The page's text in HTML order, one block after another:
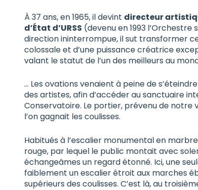
À 37 ans, en 1965, il devint directeur
d’État d’URSS (devenu en 1993 l’Orchestre
direction ininterrompue, il sut transformer
colossale et d’une puissance créatrice
valant le statut de l’un des meilleurs au
… Les ovations venaient à peine de
des artistes, afin d’accéder au sanctuaire
Conservatoire. Le portier, prévenu de notre
l’on gagnait les coulisses.
Habitués à l’escalier monumental en
rouge, par lequel le public montait avec
échangeâmes un regard étonné. Ici, une
faiblement un escalier étroit aux marches
supérieurs des coulisses. C’est là, au